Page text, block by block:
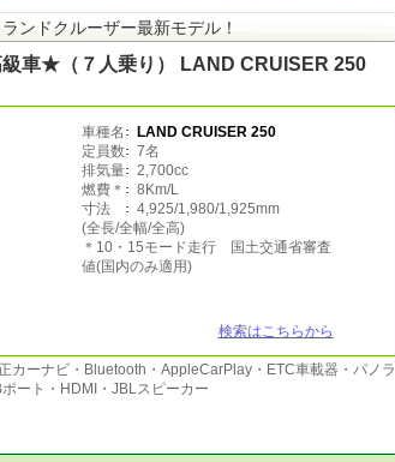
ンドクルーザー最新モデル！
車★（７人乗り） LAND CRUISER 250
車種名
LAND CRUISER 250
定員数
7名
排気量
2,700cc
燃費＊
8Km/L
寸法
4,925/1,980/1,925mm
(全長/全幅/全高)
＊10・15モード走行 国土交通省審査
値(国内のみ適用)
検索はこちらから
カーナビ・Bluetooth・AppleCarPlay・ETC車載器・パノラ
ート・HDMI・JBLスピーカー